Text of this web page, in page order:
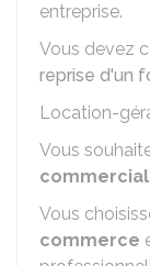
entreprise.
Vous devez
reprise d'un
Location-
Vous
Vous
commerce